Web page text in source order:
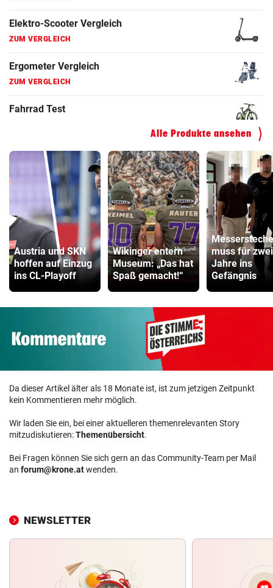
Faszienrolle Vergleich
ZUM VERGLEICH
Hoverboard Vergleich
ZUM VERGLEICH
Kinderfahrrad Vergleich
Alle Produkte ansehen
Austria und SKN
hoffen auf Einzug
ins CL-Playoff
Wikinger entern
Museum: „Das hat
Spaß gemacht!“
muss für zwei
Jahre ins
Gefängnis
Da dieser Artikel älter als 18 Monate ist, ist zum jetzigen Zeitpunkt
kein Kommentieren mehr möglich.
Wir laden Sie ein, bei einer aktuelleren themenrelevanten Story
mitzudiskutieren:Themenübersicht.
Bei Fragen können Sie sich gern an das Community-Team per Mail
an forum@krone.atwenden.
NEWSLETTER